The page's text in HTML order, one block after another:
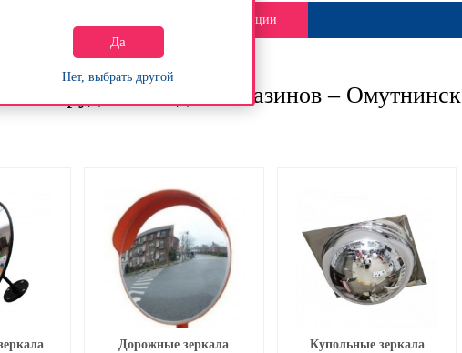
Да
Нет, выбрать другой
Акции
оборудование для магазинов – Омутнинск
Дорожные зеркала Купольные зеркала